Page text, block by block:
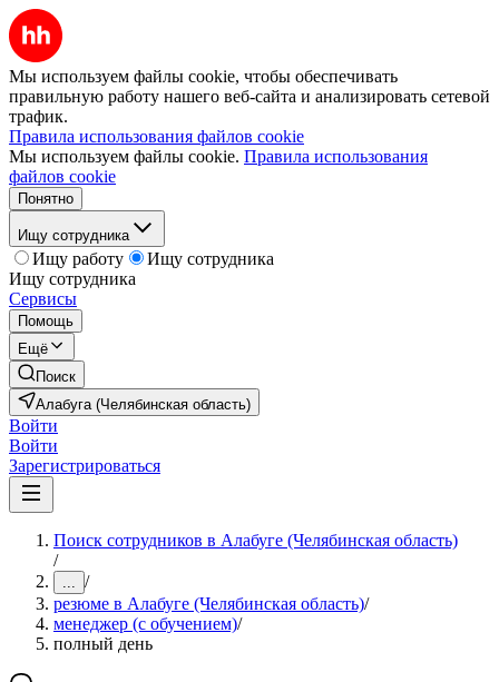
Мы используем файлы cookie, чтобы обеспечивать
правильную работу нашего веб-сайта и анализировать сетевой
трафик.
Правила использования файлов cookie
Мы используем файлы cookie. Правила использования
файлов cookie
Понятно
Ищу сотрудника
Ищу работу
Ищу сотрудника
Ищу сотрудника
Сервисы
Помощь
Ещё
Поиск
Алабуга (Челябинская область)
Войти
Войти
Зарегистрироваться
Поиск сотрудников в Алабуге (Челябинская область)
/
... /
резюме в Алабуге (Челябинская область)/
менеджер (с обучением)/
полный день